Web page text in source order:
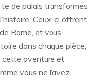
de palais transformés
Ceux-ci offrent
Rome, et vous
dans chaque pièce,
cette aventure et
vous ne l’avez